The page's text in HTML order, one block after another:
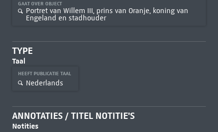
GAAT OVER OBJECT
Portret van Willem III, prins van Oranje, koning van
Engeland en stadhouder
TYPE
Taal
HEEFT PUBLICATIE TAAL
Nederlands
ANNOTATIES / TITEL NOTITIE'S
Notities